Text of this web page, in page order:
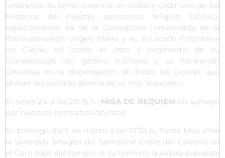
reiterando su firme creencia en todos y cada uno de los
Misterios de nuestra sacrosanta religión católica,
especialmente los de la Concepción Inmaculada de la
Bienaventurada Virgen María y su Asunción Corporal a
los Cielos, así como el voto y juramento de su
Corredención del género humano y su Mediación
Universal en la dispensación de todas las Gracias que
brotan del costado abierto de su Hijo Jesucristo.
El lunes 24 a las 20’15 h., MISA DE REQUIEM en sufragio
por nuestros hermanos difuntos.
El domingo día 2 de marzo a las 10’30 h., Santa Misa ante
la venerada Imagen del Santísimo Cristo del Calvario en
el Coro bajo del templo. A su término quedará expuesta